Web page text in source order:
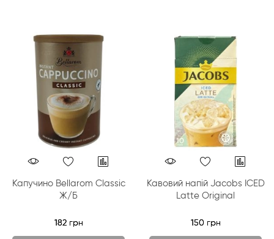
Капучино Bellarom Classic
Ж/Б
182 грн
Кавовий напій Jacobs ICED
Latte Original
150 грн